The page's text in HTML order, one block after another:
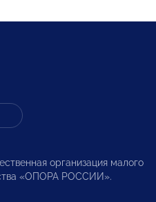
организация малого
«ОПОРА РОССИИ».